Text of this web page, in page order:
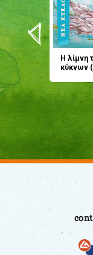
Η λίμνη
κύκνων